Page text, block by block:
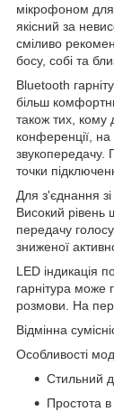
мікрофоном
якісний за
сміливо
босу, ​​собі та
Bluetooth
більш
також тих, кому
конференції,
звукопередачу.
точки
Для з'єднання
Високий
передачу
зниженої
LED індикація
гарнітура може
розмови. На
Відмінна
Особливості
Стильний
Простота в